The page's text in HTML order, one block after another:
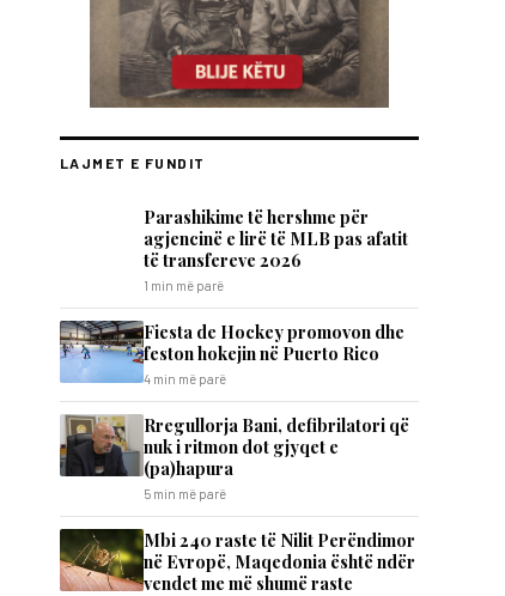
LAJMET E FUNDIT
Parashikime të hershme për
agjencinë e lirë të MLB pas afatit
të transfereve 2026
1 min më parë
Fiesta de Hockey promovon dhe
feston hokejin në Puerto Rico
4 min më parë
Rregullorja Bani, defibrilatori që
nuk i ritmon dot gjyqet e
(pa)hapura
5 min më parë
Mbi 240 raste të Nilit Perëndimor
në Evropë, Maqedonia është ndër
vendet me më shumë raste